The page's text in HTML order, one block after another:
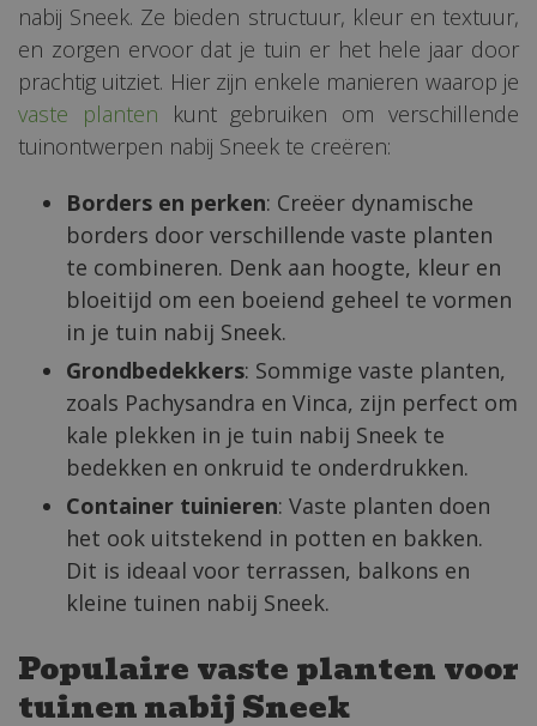
nabij Sneek. Ze bieden structuur, kleur en textuur,
en zorgen ervoor dat je tuin er het hele jaar door
prachtig uitziet. Hier zijn enkele manieren waarop je
vaste planten kunt gebruiken om verschillende
tuinontwerpen nabij Sneek te creëren:
Borders en perken: Creëer dynamische
borders door verschillende vaste planten
te combineren. Denk aan hoogte, kleur en
bloeitijd om een boeiend geheel te vormen
in je tuin nabij Sneek.
Grondbedekkers: Sommige vaste planten,
zoals Pachysandra en Vinca, zijn perfect om
kale plekken in je tuin nabij Sneek te
bedekken en onkruid te onderdrukken.
Container tuinieren: Vaste planten doen
het ook uitstekend in potten en bakken.
Dit is ideaal voor terrassen, balkons en
kleine tuinen nabij Sneek.
Populaire vaste planten voor
tuinen nabij Sneek